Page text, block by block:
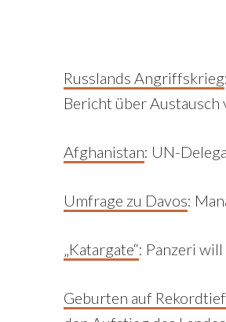
Russlands Angriffskrieg:
Bericht über Austausch
Afghanistan: UN-
Umfrage zu Davos:
„Katargate“: Panzeri will
Geburten auf Rekordtief